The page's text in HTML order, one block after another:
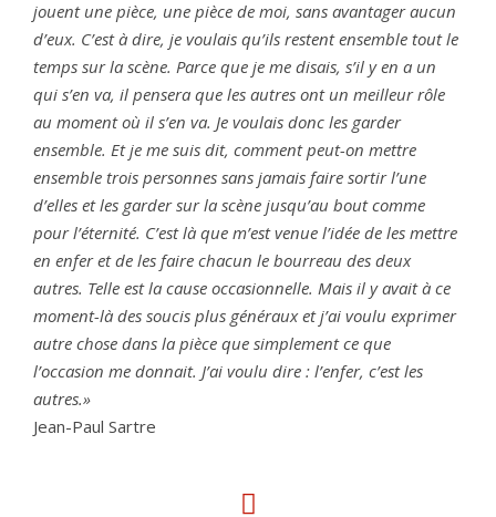
jouent une pièce, une pièce de moi, sans avantager aucun
d’eux. C’est à dire, je voulais qu’ils restent ensemble tout le
temps sur la scène. Parce que je me disais, s’il y en a un
qui s’en va, il pensera que les autres ont un meilleur rôle
au moment où il s’en va. Je voulais donc les garder
ensemble. Et je me suis dit, comment peut-on mettre
ensemble trois personnes sans jamais faire sortir l’une
d’elles et les garder sur la scène jusqu’au bout comme
pour l’éternité. C’est là que m’est venue l’idée de les mettre
en enfer et de les faire chacun le bourreau des deux
autres. Telle est la cause occasionnelle. Mais il y avait à ce
moment-là des soucis plus généraux et j’ai voulu exprimer
autre chose dans la pièce que simplement ce que
l’occasion me donnait. J’ai voulu dire : l’enfer, c’est les
autres.»
Jean-Paul Sartre